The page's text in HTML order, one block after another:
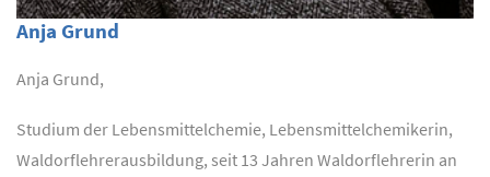
Anja Grund
Anja Grund,
Studium der Lebensmittelchemie, Lebensmittelchemikerin,
Waldorflehrerausbildung, seit 13 Jahren Waldorflehrerin an